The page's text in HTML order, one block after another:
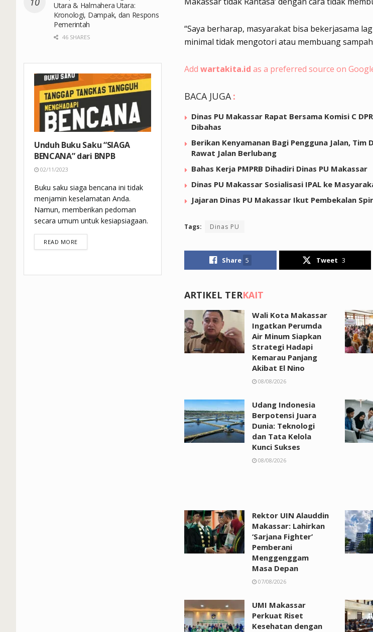
“Saya berharap, masyarakat bisa bekerjasama
minimal tidak mengotori atau membuang
Add wartakita.id as a preferred source on
BACA JUGA :
Dinas PU Makassar Rapat Bersama Komisi C
Dibahas
Berikan Kenyamanan Bagi Pengguna Jalan, Tim
Rawat Jalan Berlubang
Bahas Kerja PMPRB Dihadiri Dinas PU Makassar
Dinas PU Makassar Sosialisasi IPAL ke
Jajaran Dinas PU Makassar Ikut Pembekalan
Tags: Dinas PU
Share 5 Tweet 3
ARTIKEL TERKAIT
Wali Kota Makassar
Ingatkan Perumda
Air Minum Siapkan
Strategi Hadapi
Kemarau Panjang
Akibat El Nino
08/08/2026
Udang Indonesia
Berpotensi Juara
Dunia: Teknologi
dan Tata Kelola
Kunci Sukses
08/08/2026
Rektor UIN Alauddin
Makassar: Lahirkan
‘Sarjana Fighter’
Pemberani
Menggenggam
Masa Depan
07/08/2026
UMI Makassar
Perkuat Riset
Kesehatan dengan
Utara & Halmahera Utara:
Kronologi, Dampak, dan Respons
Pemerintah
46 SHARES
Unduh Buku Saku “SIAGA
BENCANA” dari BNPB
02/11/2023
Buku saku siaga bencana ini tidak
menjamin keselamatan Anda.
Namun, memberikan pedoman
secara umum untuk kesiapsiagaan.
READ MOREDETAILS